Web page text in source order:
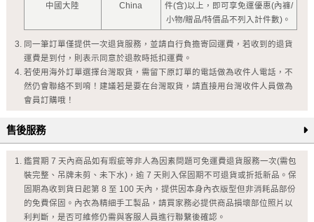
中國大陸 China
件(含)以上，即可享免運優惠(內褲/
小物/贈品/特價品不列入計件數)。
同一筆訂單僅提供一次退貨服務，並請自行負擔寄回運費，若收到的退貨
運費是到付，則表示同意於退款時抵扣運費。
若使用海外訂單選擇台灣取貨，需留下原訂單的電話做為收件人電話，不
然仍會聯絡不到唷！建議若是要在台灣取貨，請直接用台灣收件人員做為
會員訂購哦！
售後服務
鑑賞期 7 天內商品如有瑕疵等非人為因素問題可免運費退貨服務一次(需包
裝完整、吊牌未剪、未下水)，逾 7 天則入保固期不可退貨或折抵新品。保
固期為收到貨日起第 8 至 100 天內，提供因本身內衣版型但非消耗品部份
的免費保固。內衣為精細手工製品，請買家務必提供商品損壞部位照片以
利判斷，是否可維修仍需與客服人員進行聯繫後確認。